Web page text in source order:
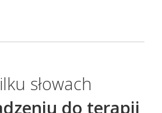
słowach
do terapii